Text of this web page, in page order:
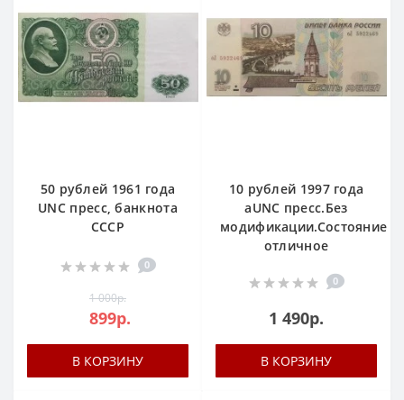
50 рублей 1961 года
UNC пресс, банкнота
СССР
0
1 000р.
899р.
В КОРЗИНУ
10 рублей 1997 года
аUNC пресс.Без
модификации.Состояние
отличное
0
1 490р.
В КОРЗИНУ